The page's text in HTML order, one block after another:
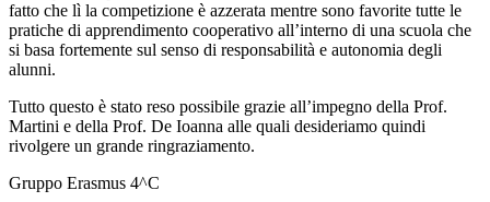
fatto che lì la competizione è azzerata mentre sono favorite tutte le
pratiche di apprendimento cooperativo all’interno di una scuola che
si basa fortemente sul senso di responsabilità e autonomia degli
alunni.
Tutto questo è stato reso possibile grazie all’impegno della Prof.
Martini e della Prof. De Ioanna alle quali desideriamo quindi
rivolgere un grande ringraziamento.
Gruppo Erasmus 4^C